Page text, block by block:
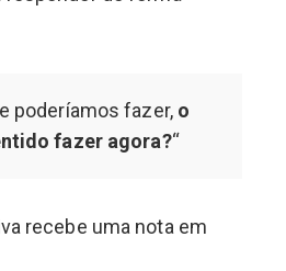
poderíamos fazer, o
fazer agora?“
recebe uma nota em